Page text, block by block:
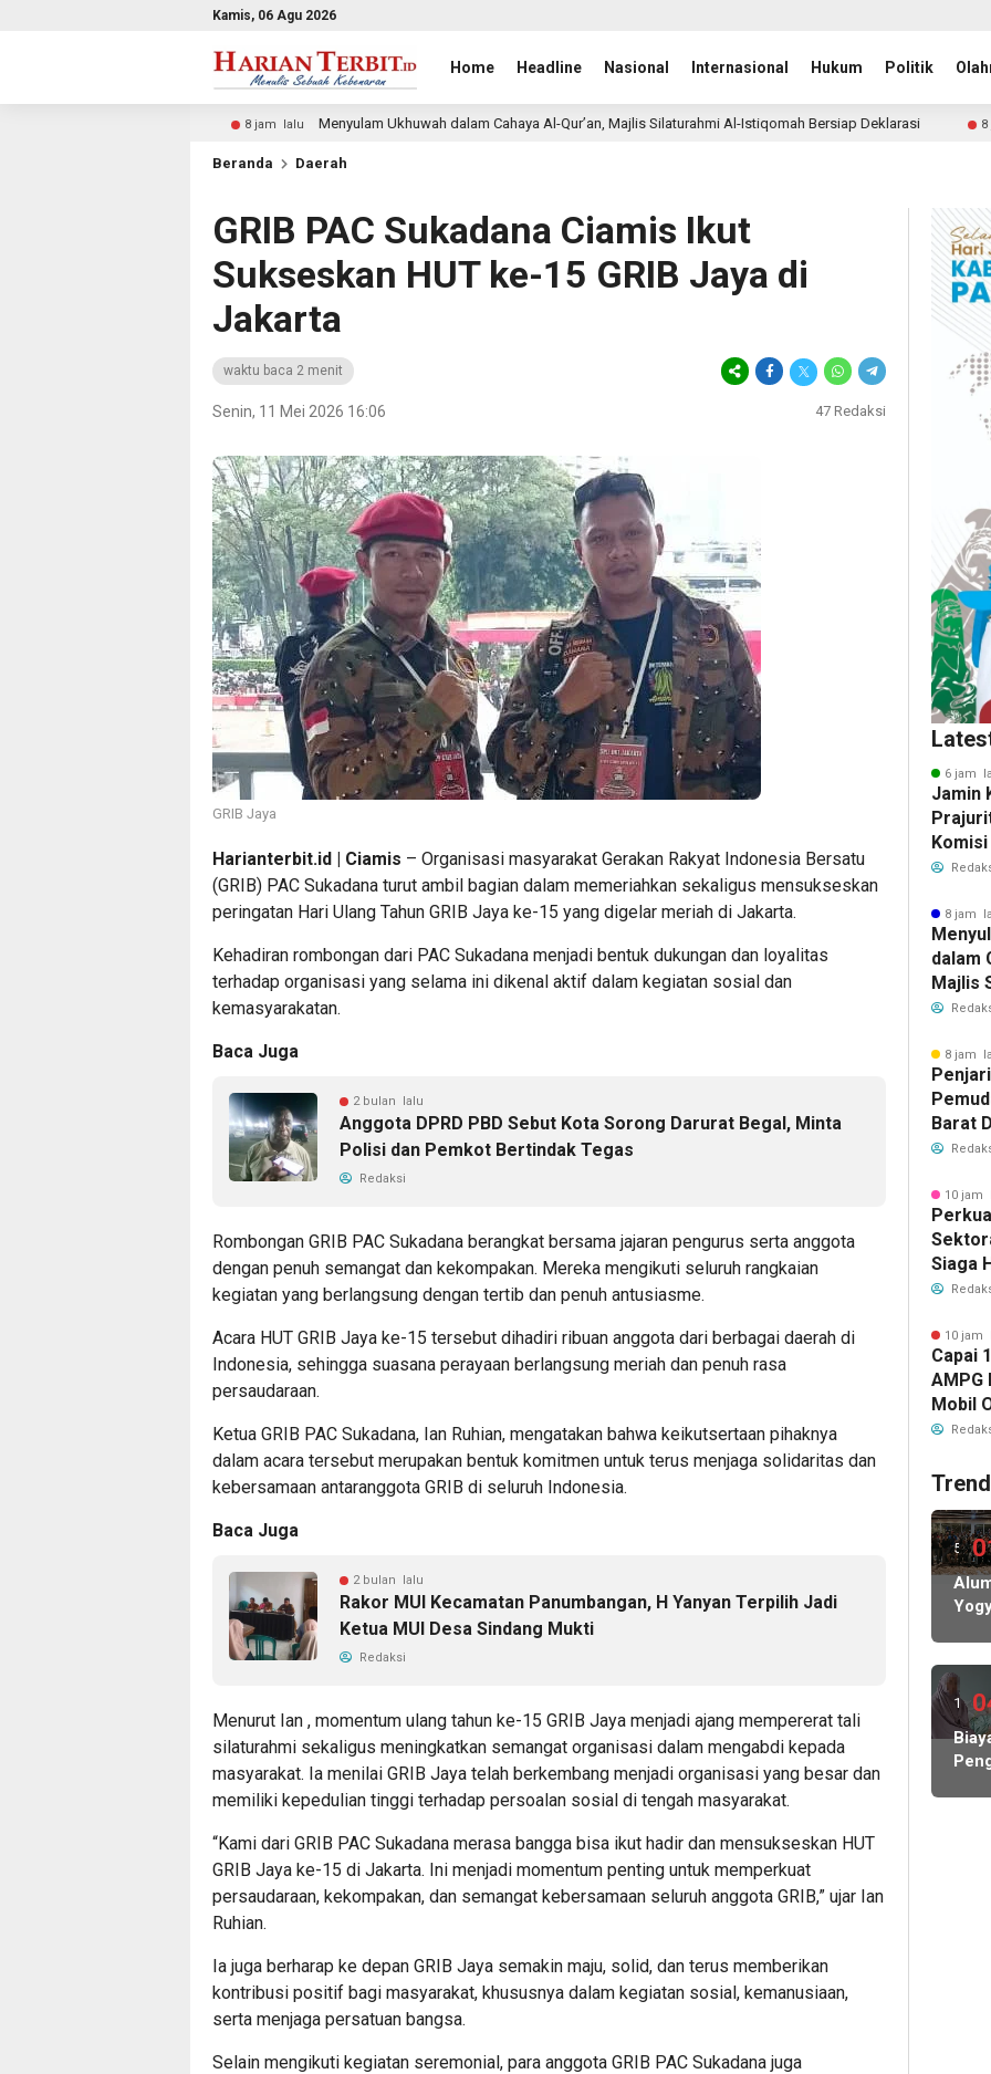
Kamis, 06 Agu 2026
Home Headline Nasional Internasional Hukum Politik
Menyulam Ukhuwah dalam Cahaya Al-Qur’an, Majlis Silaturahmi Al-Istiqomah Bersiap Deklarasi 8 jam lalu Penjaringan Calon
Beranda Daerah
GRIB PAC Sukadana Ciamis Ikut
Sukseskan HUT ke-15 GRIB Jaya di
Jakarta
waktu baca 2 menit
Senin, 11 Mei 2026 16:06 47 Redaksi
GRIB Jaya
Harianterbit.id | Ciamis – Organisasi masyarakat Gerakan Rakyat Indonesia Bersatu
(GRIB) PAC Sukadana turut ambil bagian dalam memeriahkan sekaligus mensukseskan
peringatan Hari Ulang Tahun GRIB Jaya ke-15 yang digelar meriah di Jakarta.
Kehadiran rombongan dari PAC Sukadana menjadi bentuk dukungan dan loyalitas
terhadap organisasi yang selama ini dikenal aktif dalam kegiatan sosial dan
kemasyarakatan.
Baca Juga
2 bulan lalu
Anggota DPRD PBD Sebut Kota Sorong Darurat Begal, Minta
Polisi dan Pemkot Bertindak Tegas
Redaksi
Rombongan GRIB PAC Sukadana berangkat bersama jajaran pengurus serta anggota
dengan penuh semangat dan kekompakan. Mereka mengikuti seluruh rangkaian
kegiatan yang berlangsung dengan tertib dan penuh antusiasme.
Acara HUT GRIB Jaya ke-15 tersebut dihadiri ribuan anggota dari berbagai daerah di
Indonesia, sehingga suasana perayaan berlangsung meriah dan penuh rasa
persaudaraan.
Ketua GRIB PAC Sukadana, Ian Ruhian, mengatakan bahwa keikutsertaan pihaknya
dalam acara tersebut merupakan bentuk komitmen untuk terus menjaga solidaritas dan
kebersamaan antaranggota GRIB di seluruh Indonesia.
Baca Juga
2 bulan lalu
Rakor MUI Kecamatan Panumbangan, H Yanyan Terpilih Jadi
Ketua MUI Desa Sindang Mukti
Redaksi
Menurut Ian , momentum ulang tahun ke-15 GRIB Jaya menjadi ajang mempererat tali
silaturahmi sekaligus meningkatkan semangat organisasi dalam mengabdi kepada
masyarakat. Ia menilai GRIB Jaya telah berkembang menjadi organisasi yang besar dan
memiliki kepedulian tinggi terhadap persoalan sosial di tengah masyarakat.
“Kami dari GRIB PAC Sukadana merasa bangga bisa ikut hadir dan mensukseskan HUT
GRIB Jaya ke-15 di Jakarta. Ini menjadi momentum penting untuk memperkuat
persaudaraan, kekompakan, dan semangat kebersamaan seluruh anggota GRIB,” ujar Ian
Ruhian.
Ia juga berharap ke depan GRIB Jaya semakin maju, solid, dan terus memberikan
kontribusi positif bagi masyarakat, khususnya dalam kegiatan sosial, kemanusiaan,
serta menjaga persatuan bangsa.
Selain mengikuti kegiatan seremonial, para anggota GRIB PAC Sukadana juga
6 jam
Jamin
Komisi
Tukin
8 jam
dalam
Majlis
8 jam
Barat
10 jam
Siaga
10 jam
Capai
AMPG
Mobil
Bahlil
5
hari
lalu
19
jam
lalu